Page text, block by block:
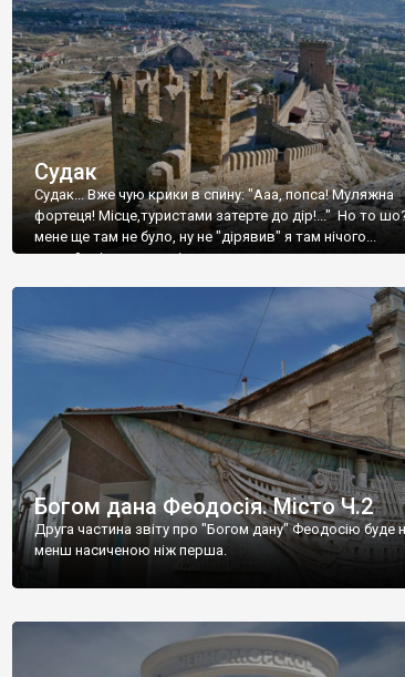
Судак
Судак... Вже чую крики в спину: "Ааа, попса! Муляжна
фортеця! Місце,туристами затерте до дір!..." Но то
мене ще там не було, ну не "дірявив" я там нічого...
принаймні до цього літа.
Богом дана Феодосія. Місто Ч.2
Друга частина звіту про "Богом дану" Феодосію буде
менш насиченою ніж перша.